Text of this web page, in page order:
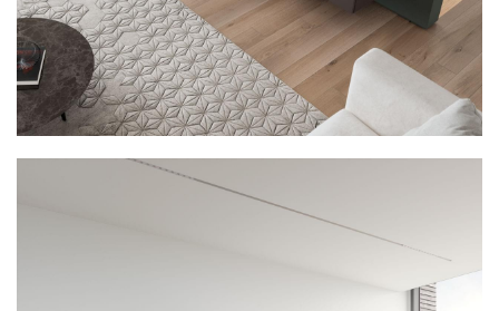
Marmor Blush Purple | DG-118